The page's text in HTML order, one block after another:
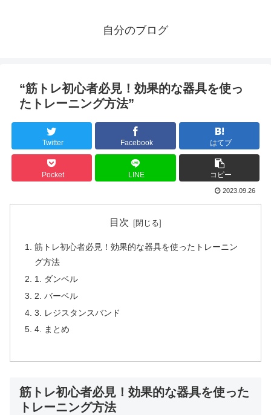
自分のブログ
“筋トレ初心者必見！効果的な器具を使っ
たトレーニング方法”
Twitter Facebook はてブ
Pocket LINE コピー
2023.09.26
目次
筋トレ初心者必見！効果的な器具を使ったトレーニン
グ方法
1. ダンベル
2. バーベル
3. レジスタンスバンド
4. まとめ
筋トレ初心者必見！効果的な器具を使った
トレーニング方法